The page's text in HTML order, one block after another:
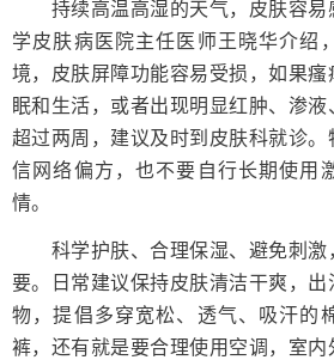
持续高温高湿的天气，皮肤容易
学皮肤病医院主任医师王晓华介绍
境，皮肤屏障功能容易受损，如果
眠和生活，或者出现明显红肿、渗
超过两周，建议及时到皮肤科就诊
信网络偏方，也不要自行长期使用
情。
科学护肤、合理保湿、避免刺激
要。日常建议保持皮肤清洁干爽，
物，提倡多穿宽松、透气、吸汗的
裤，还有就是要合理使用空调，室